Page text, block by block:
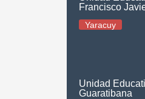
Francisco
Yaracuy
Unidad
Guaratibana